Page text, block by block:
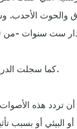
والحوت
كما سجلت الدراسة بالكيفية نفسها أصوات الحوت الأحدب.
أن تردد هذه